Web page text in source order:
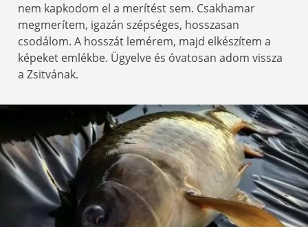
nem kapkodom el a merítést sem. Csakhamar
megmerítem, igazán szépséges, hosszasan
csodálom. A hosszát lemérem, majd elkészítem a
képeket emlékbe. Ügyelve és óvatosan adom vissza
a Zsitvának.